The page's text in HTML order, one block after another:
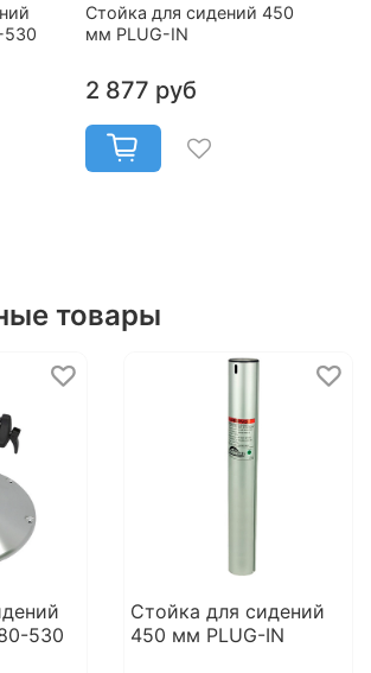
530
Стойка для сидений 450
мм PLUG-IN
2 877 руб
товары
530
Стойка для сидений
450 мм PLUG-IN